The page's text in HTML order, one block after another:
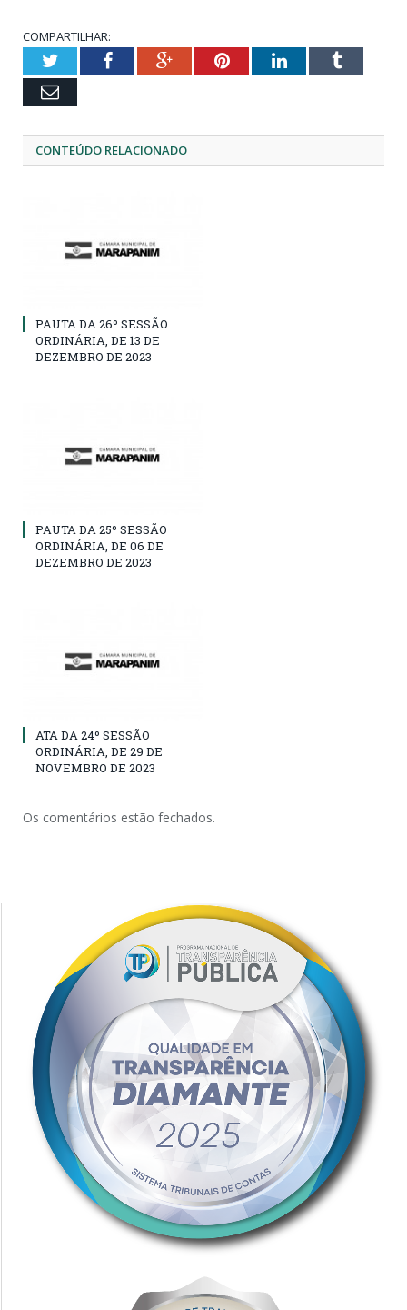
COMPARTILHAR:
TwitterFacebookGoogle+PinterestLinkedInTumblr
Email
CONTEÚDO RELACIONADO
PAUTA DA 26º SESSÃO
ORDINÁRIA, DE 13 DE
DEZEMBRO DE 2023
PAUTA DA 25º SESSÃO
ORDINÁRIA, DE 06 DE
DEZEMBRO DE 2023
ATA DA 24º SESSÃO
ORDINÁRIA, DE 29 DE
NOVEMBRO DE 2023
Os comentários estão fechados.